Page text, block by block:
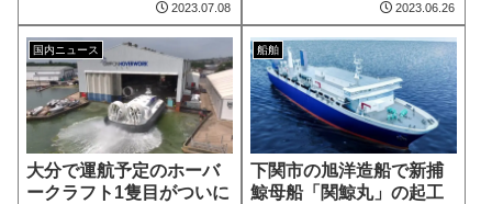
2023.07.08 2023.06.26
国内ニュース
大分で運航予定のホーバ
ークラフト1隻目がついに
船舶
下関市の旭洋造船で新捕
鯨母船「関鯨丸」の起工